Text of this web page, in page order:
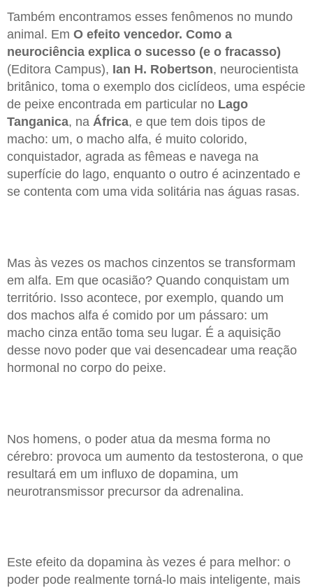
Também encontramos esses fenômenos no mundo
animal. Em O efeito vencedor. Como a
neurociência explica o sucesso (e o fracasso)
(Editora Campus), Ian H. Robertson, neurocientista
britânico, toma o exemplo dos ciclídeos, uma espécie
de peixe encontrada em particular no Lago
Tanganica, na África, e que tem dois tipos de
macho: um, o macho alfa, é muito colorido,
conquistador, agrada as fêmeas e navega na
superfície do lago, enquanto o outro é acinzentado e
se contenta com uma vida solitária nas águas rasas.
Mas às vezes os machos cinzentos se transformam
em alfa. Em que ocasião? Quando conquistam um
território. Isso acontece, por exemplo, quando um
dos machos alfa é comido por um pássaro: um
macho cinza então toma seu lugar. É a aquisição
desse novo poder que vai desencadear uma reação
hormonal no corpo do peixe.
Nos homens, o poder atua da mesma forma no
cérebro: provoca um aumento da testosterona, o que
resultará em um influxo de dopamina, um
neurotransmissor precursor da adrenalina.
Este efeito da dopamina às vezes é para melhor: o
poder pode realmente torná-lo mais inteligente, mais